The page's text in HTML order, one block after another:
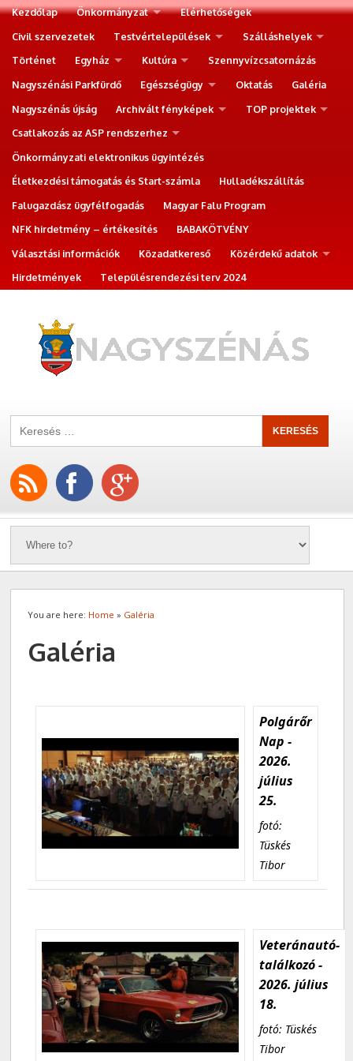
Kezdőlap Önkormányzat
Elérhetőségek
Civil szervezetek
Testvértelepülések
Szálláshelyek
Történet
Egyház Kultúra
Szennyvízcsatornázás
Nagyszénási Parkfürdő
Egészségügy Oktatás
Galéria
Nagyszénás újság
Archivált fényképek
TOP projektek
Csatlakozás az ASP rendszerhez
Önkormányzati elektronikus ügyintézés
Életkezdési támogatás és Start-számla
Hulladékszállítás
Falugazdász ügyfélfogadás
Magyar Falu Program
NFK hirdetmény – értékesítés
BABAKÖTVÉNY
Választási információk
Közadatkereső
Közérdekű adatok
Hirdetmények
Településrendezési terv 2024
You are here: Home » Galéria
Galéria
Polgárőr
Nap -
2026.
július
25.
fotó:
Tüskés
Tibor
Veteránautó-
találkozó -
2026. július
18.
fotó: Tüskés
Tibor